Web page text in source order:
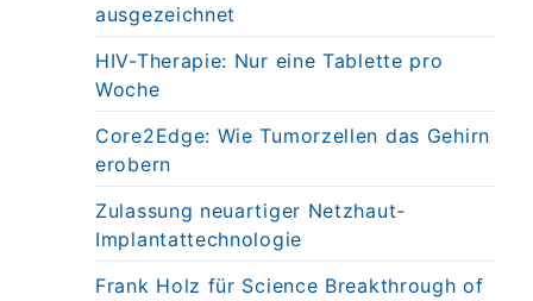
ausgezeichnet
HIV-Therapie: Nur eine Tablette pro
Woche
Core2Edge: Wie Tumorzellen das Gehirn
erobern
Zulassung neuartiger Netzhaut-
Implantattechnologie
Frank Holz für Science Breakthrough of